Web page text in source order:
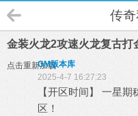
传
金装火龙2攻速火龙复古打
点击重新加载GM版本库
2025-4-7 16:27:23
【开区时间】 一星
区！